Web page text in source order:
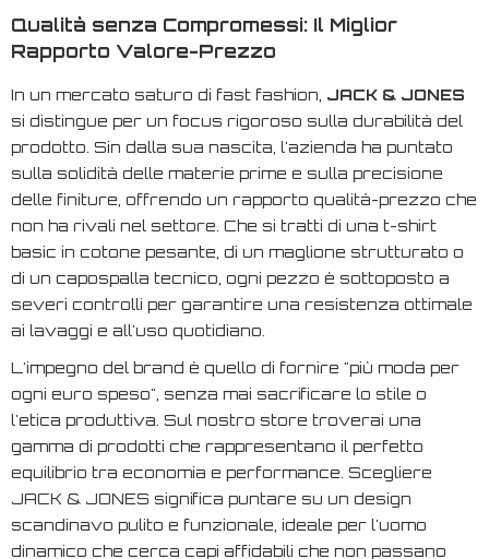
Qualità senza Compromessi: Il Miglior
Rapporto Valore-Prezzo
In un mercato saturo di fast fashion JACK & JONES
si distingue per un focus rigoroso sulla durabilità del
prodotto. Sin dalla sua nascita, l'azienda ha puntato
sulla solidità delle materie prime e sulla precisione
delle finiture, offrendo un rapporto qualità-prezzo che
non ha rivali nel settore. Che si tratti di una t-shirt
basic in cotone pesante, di un maglione strutturato o
di un capospalla tecnico, ogni pezzo è sottoposto a
severi controlli per garantire una resistenza ottimale
ai lavaggi e all'uso quotidiano.
L'impegno del brand è quello di fornire "più moda per
ogni euro speso", senza mai sacrificare lo stile o
l'etica produttiva. Sul nostro store troverai una
gamma di prodotti che rappresentano il perfetto
equilibrio tra economia e performance. Scegliere
JACK & JONES significa puntare su un design
scandinavo pulito e funzionale, ideale per l'uomo
dinamico che cerca capi affidabili che non passano